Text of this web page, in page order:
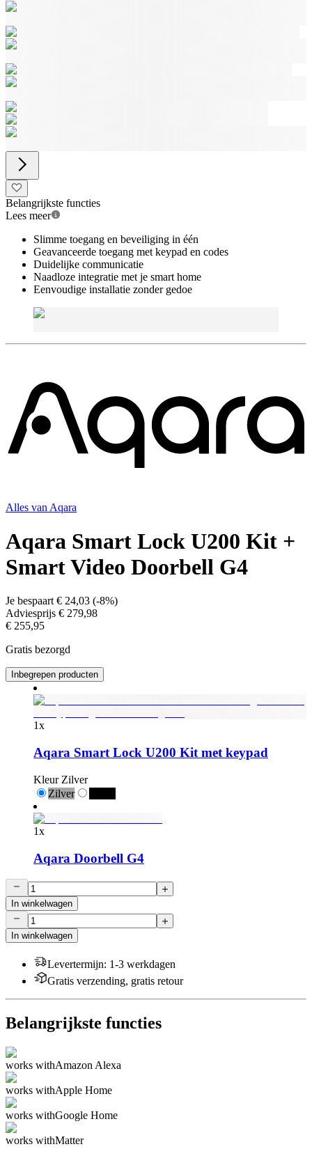
Belangrijkste functies
Lees meer
Slimme toegang en beveiliging in één
Geavanceerde toegang met keypad en codes
Duidelijke communicatie
Naadloze integratie met je smart home
Eenvoudige installatie zonder gedoe
Alles van Aqara
Aqara Smart Lock U200 Kit +
Smart Video Doorbell G4
Je bespaart€ 24,03 (-8%)
Adviesprijs € 279,98
€ 255,95
Gratis bezorgd
Inbegrepen producten
1x
Aqara Smart Lock U200 Kit met keypad
Kleur Zilver
Zilver
1x
Aqara Doorbell G4
In winkelwagen
In winkelwagen
Levertermijn: 1-3 werkdagen
Gratis verzending, gratis retour
Belangrijkste functies
works withAmazon Alexa
works withApple Home
works withGoogle Home
works withMatter